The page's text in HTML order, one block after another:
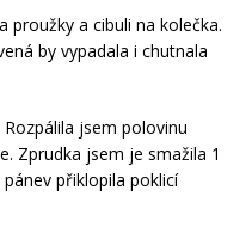
proužky a cibuli na kolečka.
by vypadala i chutnala
jsem polovinu
Zprudka jsem je smažila 1
přiklopila poklicí